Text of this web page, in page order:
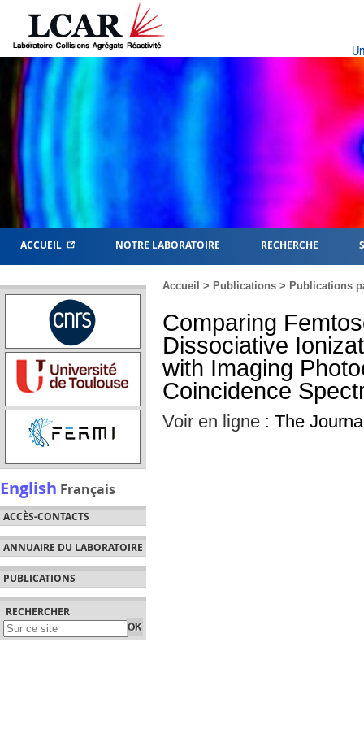
ACCUEIL NOTRE LABORATOIRE RECHERCHE
English Français
ACCÈS-CONTACTS
ANNUAIRE DU LABORATOIRE
PUBLICATIONS
RECHERCHER
Accueil > Publications > Publications
Comparing
Dissociative
with Imaging
Coincidence
Voir en ligne : The